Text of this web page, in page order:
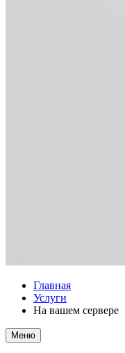
Главная
Услуги
На вашем сервере
Меню